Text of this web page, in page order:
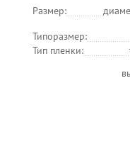
Размер:
Типоразмер:
Тип пленки: